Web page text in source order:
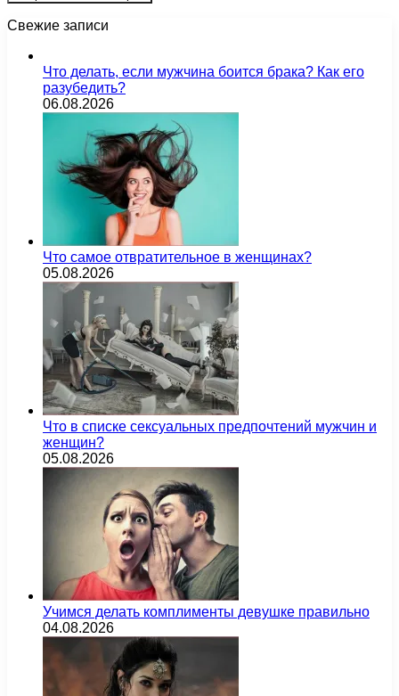
Свежие записи
Что делать, если мужчина боится брака? Как его
разубедить?
06.08.2026
Что самое отвратительное в женщинах?
05.08.2026
Что в списке сексуальных предпочтений мужчин и
женщин?
05.08.2026
Учимся делать комплименты девушке правильно
04.08.2026